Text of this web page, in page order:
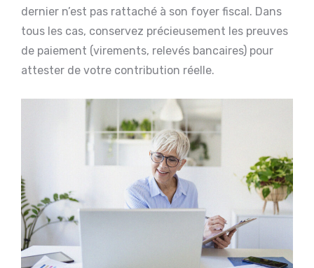
dernier n’est pas rattaché à son foyer fiscal. Dans
tous les cas, conservez précieusement les preuves
de paiement (virements, relevés bancaires) pour
attester de votre contribution réelle.